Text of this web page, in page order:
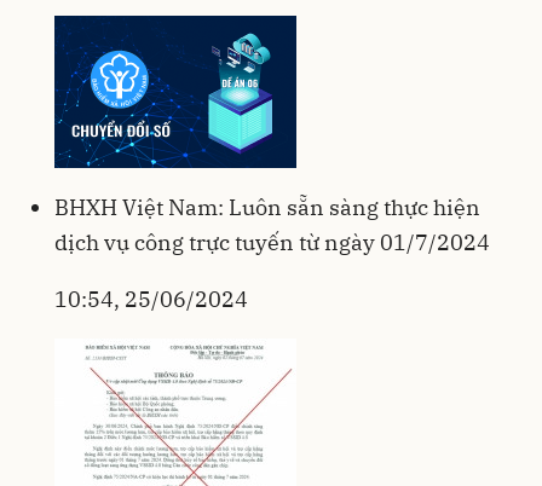
BHXH Việt Nam: Luôn sẵn sàng thực hiện
dịch vụ công trực tuyến từ ngày 01/7/2024
10:54, 25/06/2024